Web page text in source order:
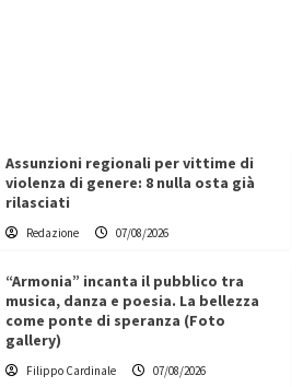
Assunzioni regionali per vittime di
violenza di genere: 8 nulla osta già
rilasciati
Redazione 07/08/2026
“Armonia” incanta il pubblico tra
musica, danza e poesia. La bellezza
come ponte di speranza (Foto
gallery)
Filippo Cardinale 07/08/2026